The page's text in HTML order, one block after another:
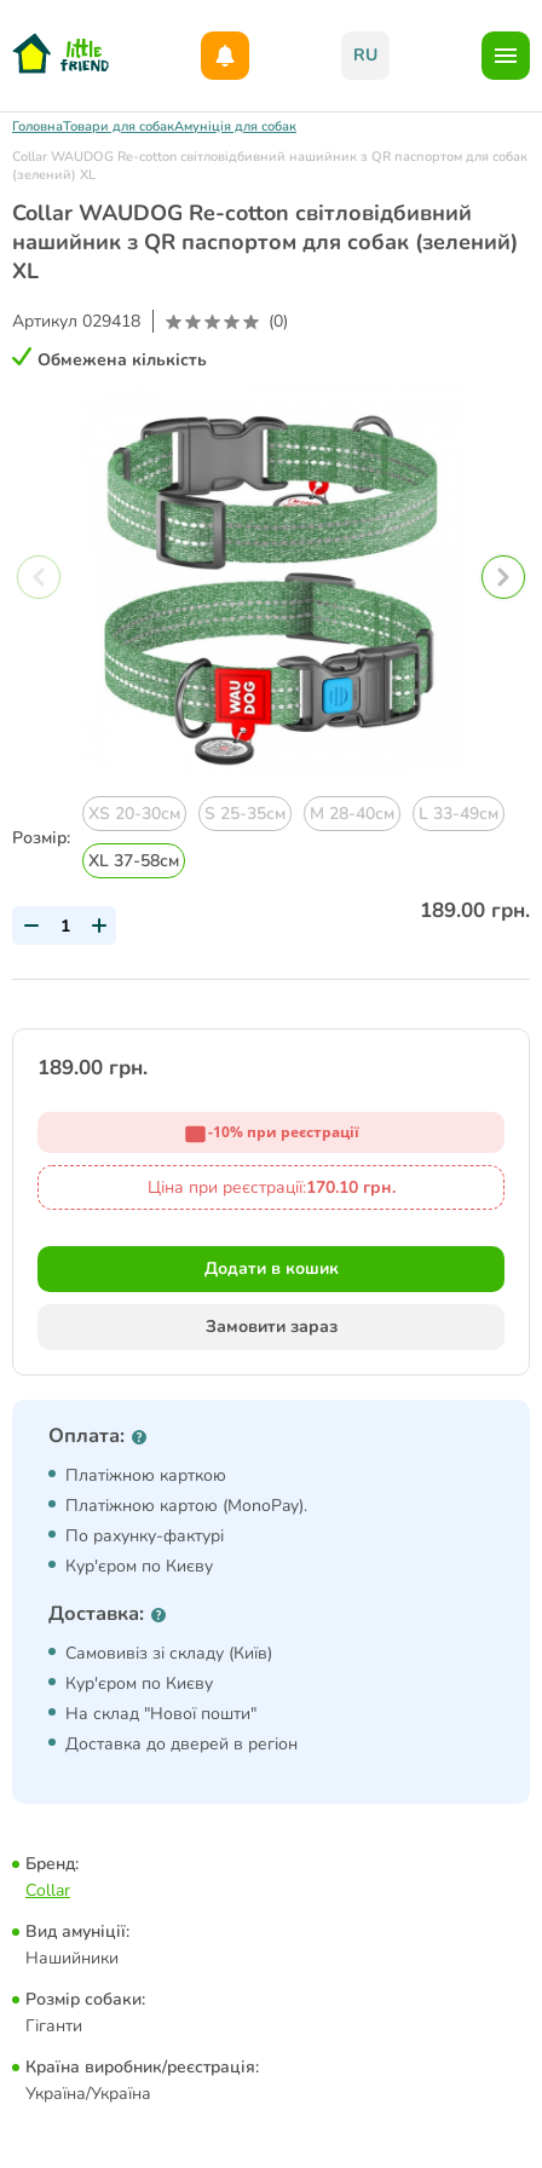
RU
ГоловнаТовари для собакАмуніція для собак
Collar WAUDOG Re-cotton світловідбивний нашийник з QR паспортом для собак
(зелений) XL
Collar WAUDOG Re-cotton світловідбивний
нашийник з QR паспортом для собак (зелений)
XL
Артикул 029418
(0)
Обмежена кількість
Розмір:
XS 20-30см S 25-35см M 28-40см L 33-49см
XL 37-58см
189.00 грн.
189.00 грн.
-10% при реєстрації
Ціна при реєстрації:170.10 грн.
Додати в кошик
Замовити зараз
Оплата:
Платіжною карткою
Платіжною картою (MonoPay).
По рахунку-фактурі
Кур'єром по Києву
Доставка:
Самовивіз зі складу (Київ)
Кур'єром по Києву
На склад "Нової пошти"
Доставка до дверей в регіон
Бренд:
Collar
Вид амуніції:
Нашийники
Розмір собаки:
Гіганти
Країна виробник/реєстрація:
Україна/Україна